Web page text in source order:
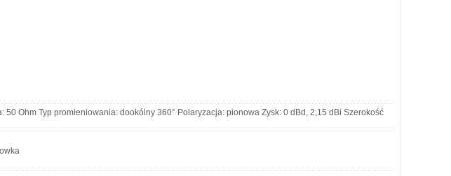
Ohm Typ promieniowania: dookólny 360° Polaryzacja: pionowa Zysk: 0 dBd, 2,15 dBi Szerokość